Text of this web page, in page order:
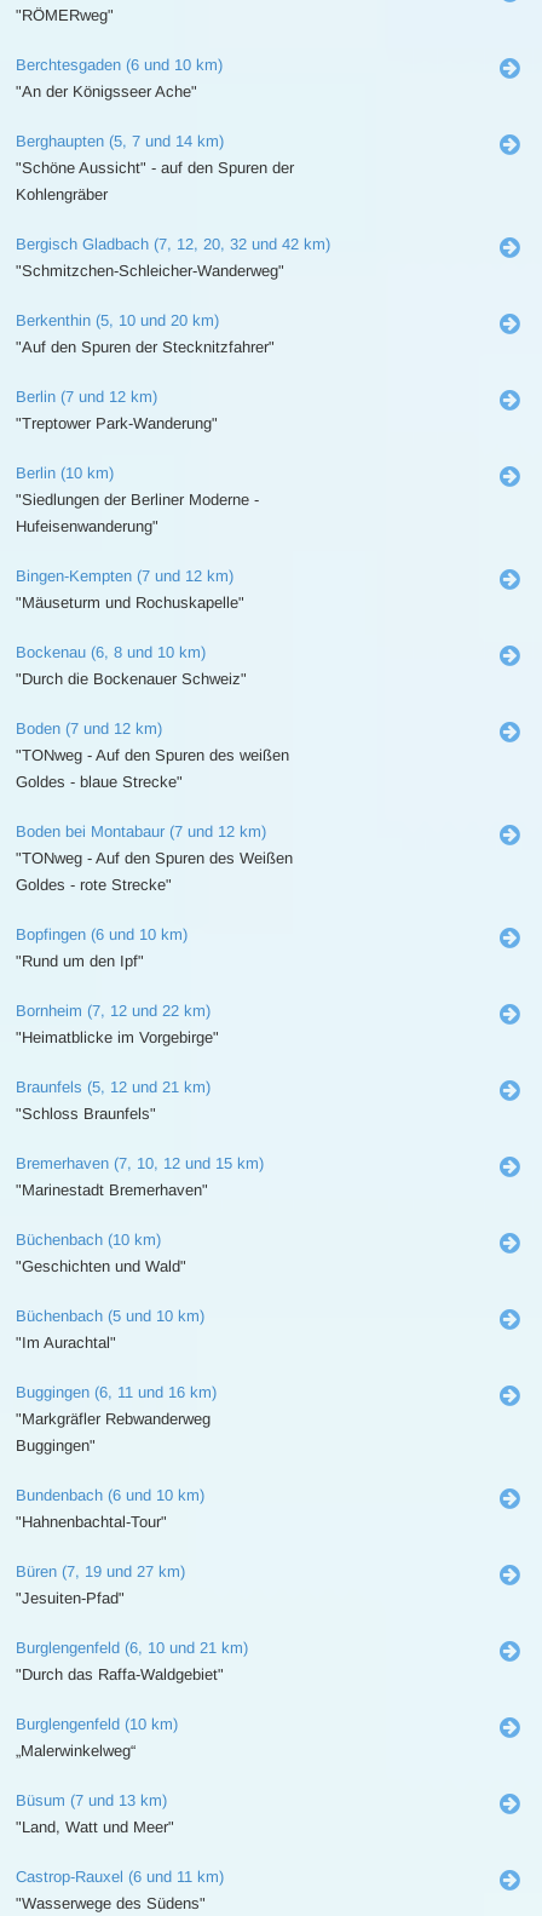
"RÖMERweg"
Berchtesgaden (6 und 10 km)
"An der Königsseer Ache"
Berghaupten (5, 7 und 14 km)
"Schöne Aussicht" - auf den Spuren der
Kohlengräber
Bergisch Gladbach (7, 12, 20, 32 und 42 km)
"Schmitzchen-Schleicher-Wanderweg"
Berkenthin (5, 10 und 20 km)
"Auf den Spuren der Stecknitzfahrer"
Berlin (7 und 12 km)
"Treptower Park-Wanderung"
Berlin (10 km)
"Siedlungen der Berliner Moderne -
Hufeisenwanderung"
Bingen-Kempten (7 und 12 km)
"Mäuseturm und Rochuskapelle"
Bockenau (6, 8 und 10 km)
"Durch die Bockenauer Schweiz"
Boden (7 und 12 km)
"TONweg - Auf den Spuren des weißen
Goldes - blaue Strecke"
Boden bei Montabaur (7 und 12 km)
"TONweg - Auf den Spuren des Weißen
Goldes - rote Strecke"
Bopfingen (6 und 10 km)
"Rund um den Ipf"
Bornheim (7, 12 und 22 km)
"Heimatblicke im Vorgebirge"
Braunfels (5, 12 und 21 km)
"Schloss Braunfels"
Bremerhaven (7, 10, 12 und 15 km)
"Marinestadt Bremerhaven"
Büchenbach (10 km)
"Geschichten und Wald"
Büchenbach (5 und 10 km)
"Im Aurachtal"
Buggingen (6, 11 und 16 km)
"Markgräfler Rebwanderweg
Buggingen"
Bundenbach (6 und 10 km)
"Hahnenbachtal-Tour"
Büren (7, 19 und 27 km)
"Jesuiten-Pfad"
Burglengenfeld (6, 10 und 21 km)
"Durch das Raffa-Waldgebiet"
Burglengenfeld (10 km)
„Malerwinkelweg“
Büsum (7 und 13 km)
"Land, Watt und Meer"
Castrop-Rauxel (6 und 11 km)
"Wasserwege des Südens"